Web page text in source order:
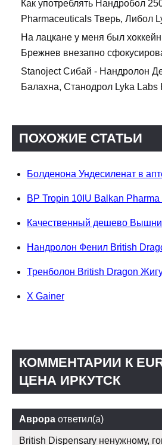
Как употреблять Нандробол
Pharmaceuticals Тверь, Либол
На лацкане у меня был
Брежнев внезапно
Stanoject Сибай - Нандролон
Балахна, Станодрол Lyka Labs
ПОХОЖИЕ СТАТЬИ
Болденона Ундесиленат в
BP Tropin 10IU Balkan Pharma
Качественный дешево
Нандролон Фенил British
Тренболон British Dragon
X Gainer
КОММЕНТАРИИ К
ЦЕНА ИРКУТСК
Аврора ответил(а)
British Dispensary ненужному,